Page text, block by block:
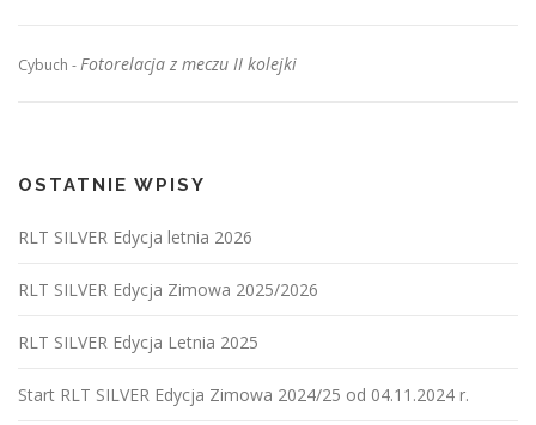
Cybuch - Fotorelacja z meczu II kolejki
OSTATNIE WPISY
RLT SILVER Edycja letnia 2026
RLT SILVER Edycja Zimowa 2025/2026
RLT SILVER Edycja Letnia 2025
Start RLT SILVER Edycja Zimowa 2024/25 od 04.11.2024 r.